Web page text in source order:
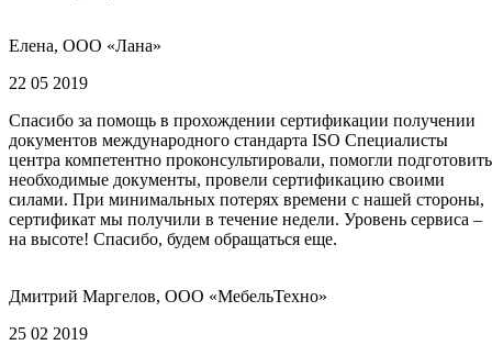
Елена, ООО «Лана»
22 05 2019
Спасибо за помощь в прохождении сертификации получении
документов международного стандарта ISO Специалисты
центра компетентно проконсультировали, помогли подготовить
необходимые документы, провели сертификацию своими
силами. При минимальных потерях времени с нашей стороны,
сертификат мы получили в течение недели. Уровень сервиса –
на высоте! Спасибо, будем обращаться еще.
Дмитрий Маргелов, ООО «МебельТехно»
25 02 2019